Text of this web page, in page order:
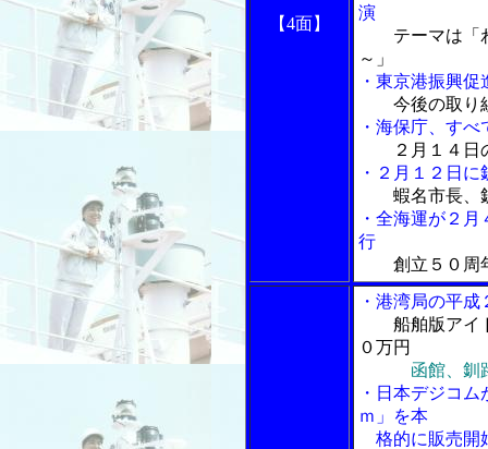
【4面】
演
テーマは「
～」
・東京港振興
今後の取り
・海保庁、す
２月１４
・２月１２日
蝦名市長、
・全海運が２
行
創立５０周
・港湾局の平
船舶版アイ
０万円
函館、釧
・日本デジコ
ｍ」を本
格的に販売開